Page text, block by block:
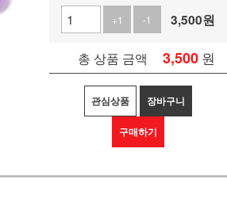
+1
-1 3,500원
총 상품 금액 3,500 원
관심상품 장바구니
구매하기